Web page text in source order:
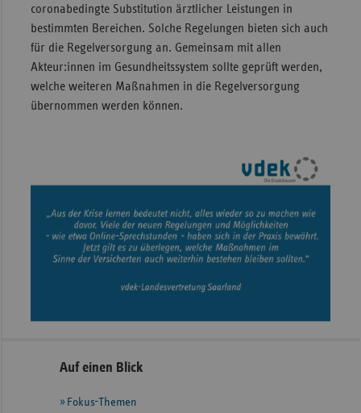
coronabedingte Substitution ärztlicher Leistungen in
bestimmten Bereichen. Solche Regelungen bieten sich auch
für die Regelversorgung an. Gemeinsam mit allen
Akteur:innen im Gesundheitssystem sollte geprüft werden,
welche weiteren Maßnahmen in die Regelversorgung
übernommen werden können.
Seitennavigation
Seitenleiste
weiteren
Auf einen Blick
Fokus-Themen